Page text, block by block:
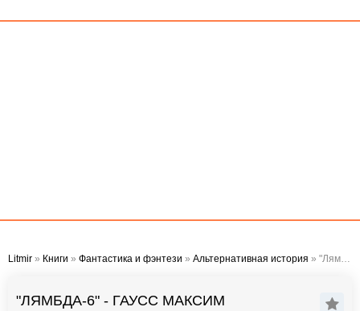
Litmir » Книги » Фантастика и фэнтези » Альтернативная история » "Лямбда-6" - Гаусс Максим
"ЛЯМБДА-6" - ГАУСС МАКСИМ